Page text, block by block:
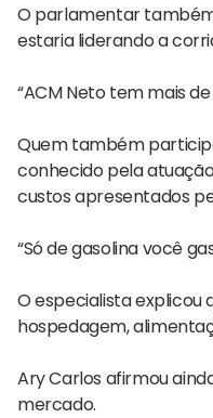
O parlamentar
estaria liderando a
“ACM Neto tem mais
Quem também
conhecido pela
custos apresentados
“Só de gasolina você
O especialista explicou
hospedagem,
Ary Carlos afirmou
mercado.